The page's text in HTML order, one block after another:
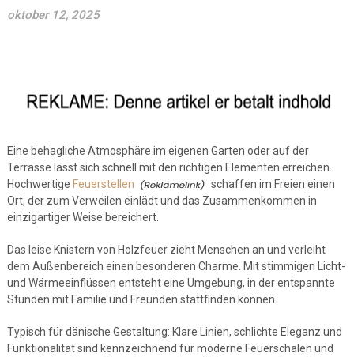
oktober 12, 2025
Eine behagliche Atmosphäre im eigenen Garten oder auf der
Terrasse lässt sich schnell mit den richtigen Elementen erreichen.
Hochwertige Feuerstellen
schaffen im Freien einen
Ort, der zum Verweilen einlädt und das Zusammenkommen in
einzigartiger Weise bereichert.
Das leise Knistern von Holzfeuer zieht Menschen an und verleiht
dem Außenbereich einen besonderen Charme. Mit stimmigen Licht-
und Wärmeeinflüssen entsteht eine Umgebung, in der entspannte
Stunden mit Familie und Freunden stattfinden können.
Typisch für dänische Gestaltung: Klare Linien, schlichte Eleganz und
Funktionalität sind kennzeichnend für moderne Feuerschalen und